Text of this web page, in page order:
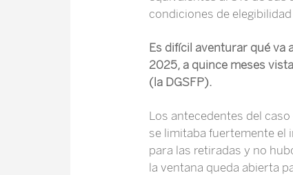
condiciones de
Es difícil aventurar qué va
2025, a quince meses
(la DGSFP).
Los antecedentes del
se limitaba fuertemente el
para las retiradas y no
la ventana queda abierta